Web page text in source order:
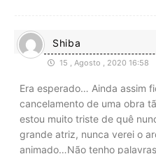
Shiba
15 , Agosto , 2020 16:58
Era esperado… Ainda assim
cancelamento de uma obra
estou muito triste de quê
grande atriz, nunca verei o
animado…Não tenho